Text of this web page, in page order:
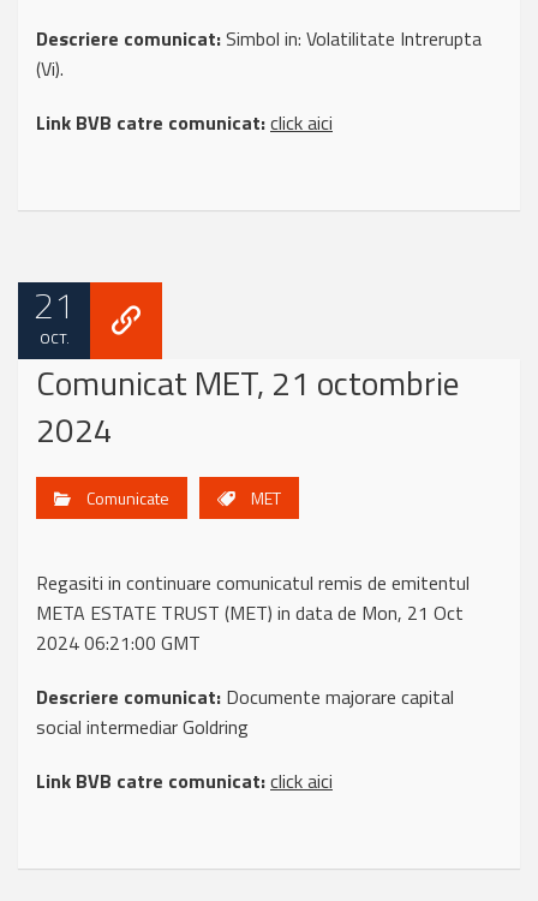
Descriere comunicat:Simbol in: Volatilitate Intrerupta
(Vi).
Link BVB catre comunicat:click aici
21
OCT.
Comunicat MET, 21 octombrie
2024
Comunicate MET
Regasiti in continuare comunicatul remis de emitentul
META ESTATE TRUST (MET) in data de Mon, 21 Oct
2024 06:21:00 GMT
Descriere comunicat: Documente majorare capital
social intermediar Goldring
Link BVB catre comunicat:click aici